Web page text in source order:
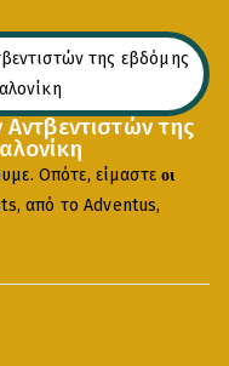
της
Οπότε, είμαστεοι
από το Adventus,